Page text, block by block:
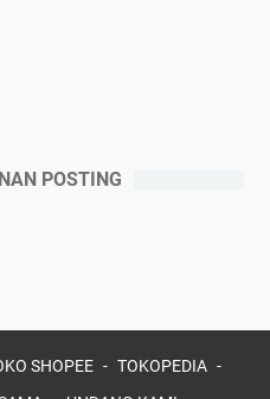
POSTING
SHOPEE
TOKOPEDIA